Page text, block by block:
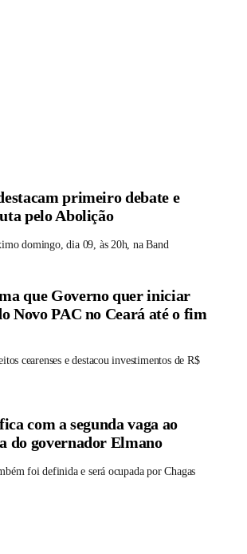
primeiro debate e
pelo Abolição
domingo, dia 09, às 20h, na Band
que Governo quer iniciar
Novo PAC no Ceará até o fim
cearenses e destacou investimentos de R$
com a segunda vaga ao
do governador Elmano
foi definida e será ocupada por Chagas